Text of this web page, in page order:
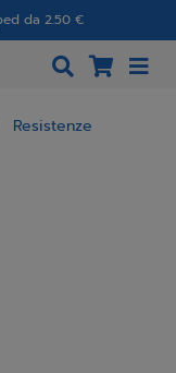
da 2.50 €
Resistenze